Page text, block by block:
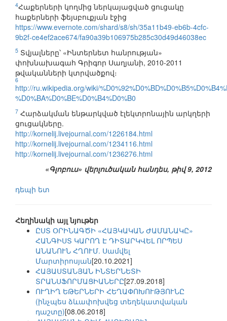
4Հաքերների կողմից ներկայացված ցուցակը
հաքերների ֆեյսբուքյան էջից
https://www.evernote.com/shard/s8/sh/35a11b49-eb6b-4cfc-
9b2f-ce4ef2ace674/fa90a39b106975b285c30d49d46038ec
5 Տվյալները՝ «Ինտերնետ հանրության»
փոխնախագահ Գրիգոր Սաղյանի, 2010-2011
թվականների կտրվածքով։
6
http://ru.wikipedia.org/wiki/
%D0%BA%D0%BE%D0%B4%D0%B0
7 Հարձակման ենթարկված էլեկտրոնային արկղերի
ցուցակները.
http://kornelij.livejournal.com/1226184.html
http://kornelij.livejournal.com/1234116.html
http://kornelij.livejournal.com/1236276.html
«Գլոբուս» վերլուծական հանդես, թիվ 9, 2012
դեպի ետ
Հեղինակի այլ նյութեր
ԸՍՏ ՕՐԻՆԱԳԾԻ «ՀԱՅԿԱԿԱՆ ԺԱՄԱՆԱԿԸ»
ՀԱՆԳԻՍՏ ԿԱՐՈՂ Է ԴԻՏԱՐԿՎԵԼ ՈՐՊԵՍ
ԱՆԱՆՈՒՆ ՀՂՈՒՄ. Սամվել
Մարտիրոսյան[20.10.2021]
ՀԱՅԱՍՏԱՆՅԱՆ ԻՆՏԵՐՆԵՏԻ
ՏՐԱՆՍՖՈՐՄԱՑԻԱՆԵՐԸ[27.09.2018]
ՈՒՂԻՂ ԵԹԵՐՆԵՐԻ ՀԵՂԱՓՈԽՈՒԹՅՈՒՆԸ
(ինչպես ձևափոխվեց տեղեկատվական
դաշտը)[08.06.2018]